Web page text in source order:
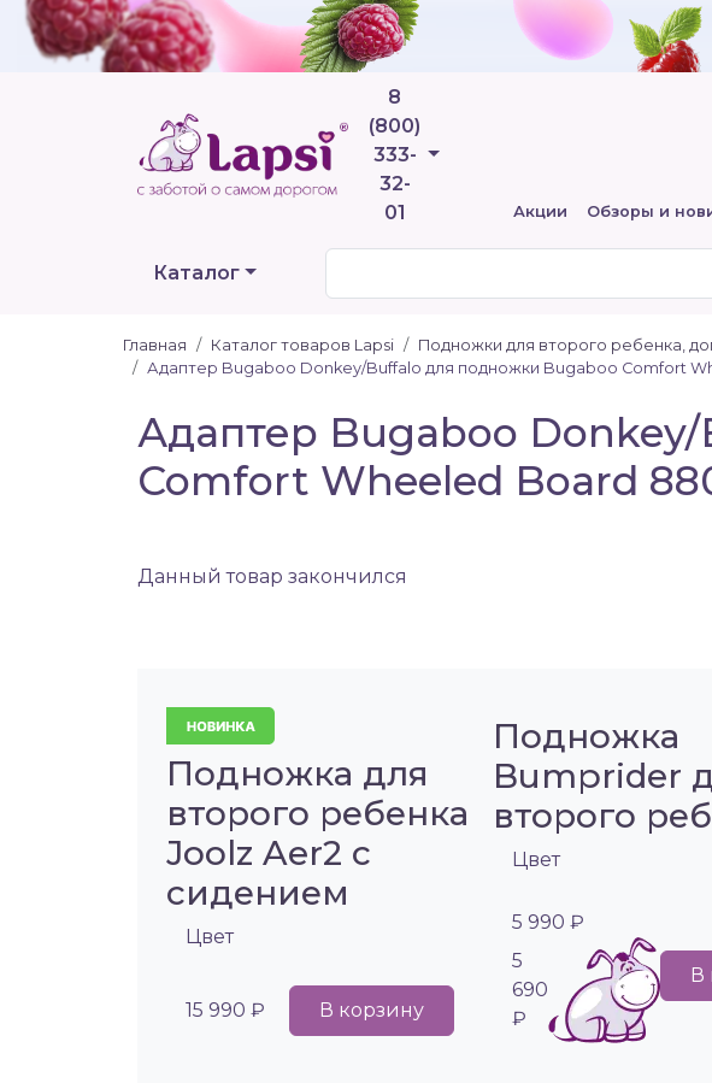
8
(800)
333-
32-
01
Телефоны
Акции Обзоры и
Каталог
Главная Каталог товаров Lapsi
Подножки для второго ребенка,
Адаптер Bugaboo Donkey/Buffalo для подножки Bugaboo Comfort
Адаптер Bugaboo
Comfort Wheeled Board
Данный товар закончился
Подножка для
второго ребенка
Joolz Aer2 с
сидением
Цвет
15 990 ₽ В корзину
Подножка
Bumprider
второго
Цвет
5 990 ₽
5
690
₽
В